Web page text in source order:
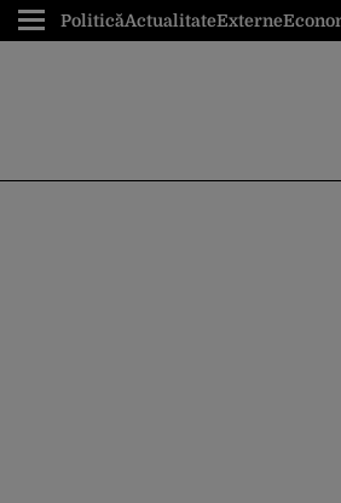
PoliticăActualitateExterne